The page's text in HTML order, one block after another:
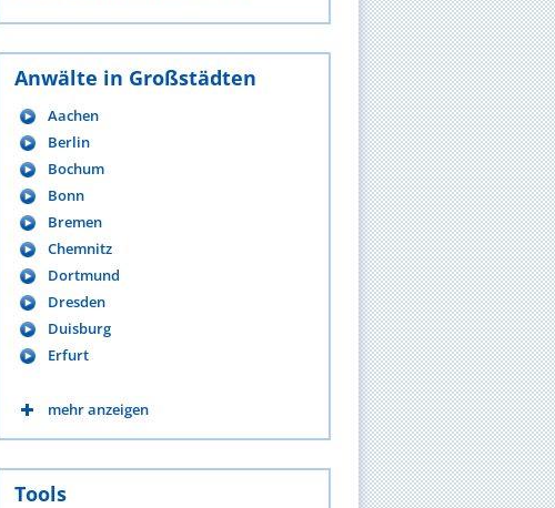
Anwälte in Großstädten
Aachen
Berlin
Bochum
Bonn
Bremen
Chemnitz
Dortmund
Dresden
Duisburg
Erfurt
mehr anzeigen
Tools